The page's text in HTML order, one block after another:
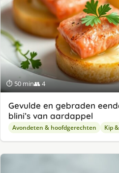
⏱ 50 min👥 4
Gevulde en gebraden
blini’s van aardappel
Avondeten & hoofdgerechten Kip